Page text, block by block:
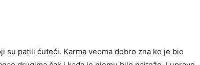
su patili ćuteći. Karma veoma dobro zna ko je bio